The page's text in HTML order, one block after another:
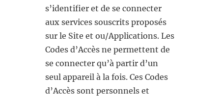
s’identifier et de se connecter
aux services souscrits proposés
sur le Site et ou/Applications. Les
Codes d’Accès ne permettent de
se connecter qu’à partir d’un
seul appareil à la fois. Ces Codes
d’Accès sont personnels et